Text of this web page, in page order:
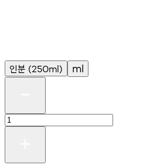
인분 (250ml) ml